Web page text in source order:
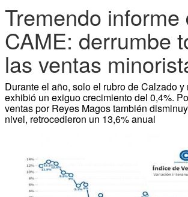
Tremendo informe
CAME: derrumbe
las ventas
Durante el año, solo el rubro de Calzado
exhibió un exiguo crecimiento del 0,4%.
ventas por Reyes Magos también
nivel, retrocedieron un 13,6% anual